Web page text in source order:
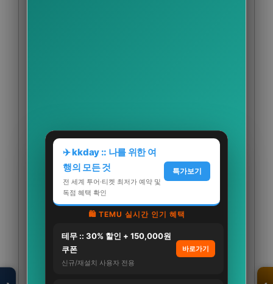
✈️ kkday :: 나를 위한 여
행의 모든 것
전 세계 투어·티켓 최저가 예약 및
독점 혜택 확인
특가보기
🛍️ TEMU 실시간 인기 혜택
테무 :: 30% 할인 + 150,000원
쿠폰
신규/재설치 사용자 전용
바로가기